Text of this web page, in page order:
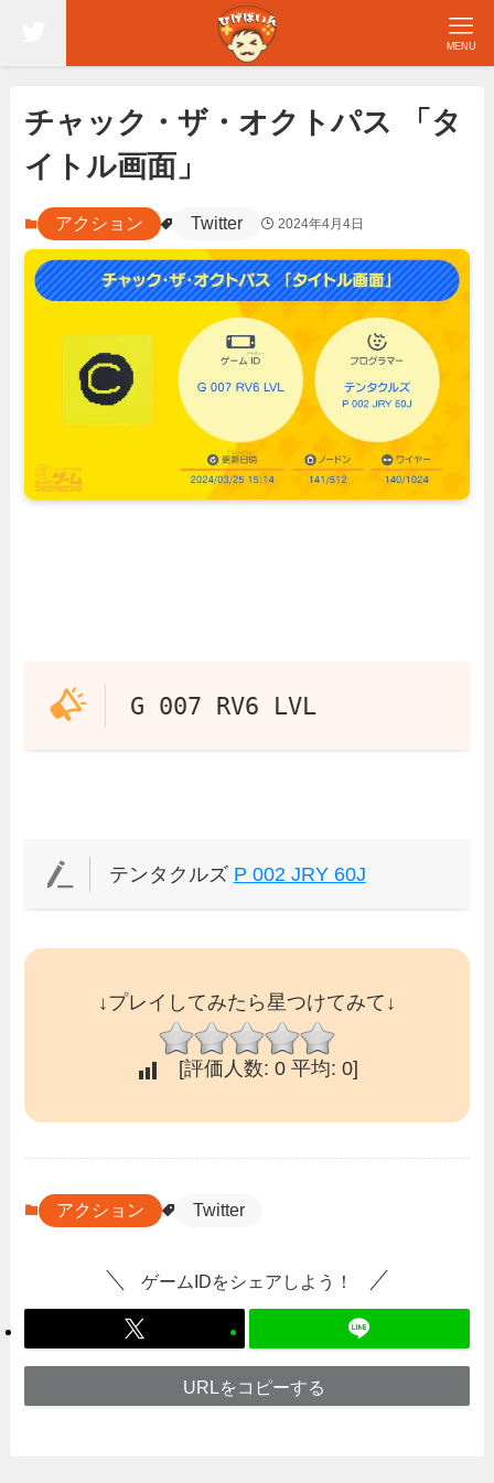
MENU
チャック・ザ・オクトパス 「タ
イトル画面」
アクション Twitter 2024年4月4日
G 007 RV6 LVL
テンタクルズ P 002 JRY 60J
↓プレイしてみたら星つけてみて↓
[評価人数: 0平均: 0]
アクション Twitter
ゲームIDをシェアしよう！
URLをコピーする